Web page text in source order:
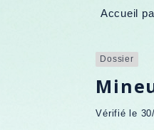
Accueil
Dossier
Vérifié le